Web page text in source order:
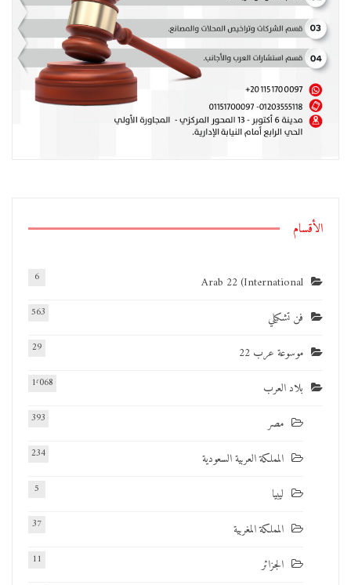
الأقسام
Arab 22 (International
6
فن تشكيلي 563
موسوعة عرب 22 29
بلاد العرب 1٬068
مصر 393
المملكة العربية السعودية 234
ليبيا 5
المملكة المغربية 37
الجزائر 11